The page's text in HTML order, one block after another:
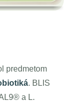
predmetom
. BLIS
a L.